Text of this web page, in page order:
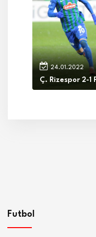
24.01.2022
Ç. Rizespor 2-1
Futbol